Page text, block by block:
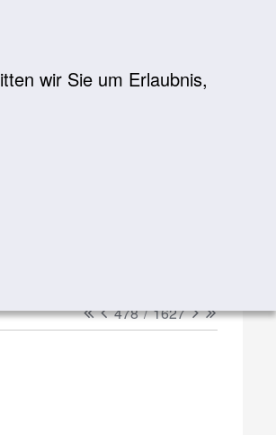
wir Sie um Erlaubnis,
erster
vorheriger
478/1627nächster
letzter